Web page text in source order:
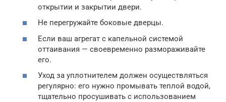
открытии и закрытии двери.
Не перегружайте боковые дверцы.
Если ваш агрегат с капельной системой
оттаивания — своевременно размораживайте
его.
Уход за уплотнителем должен осуществляться
регулярно: его нужно промывать теплой водой,
тщательно просушивать с использованием